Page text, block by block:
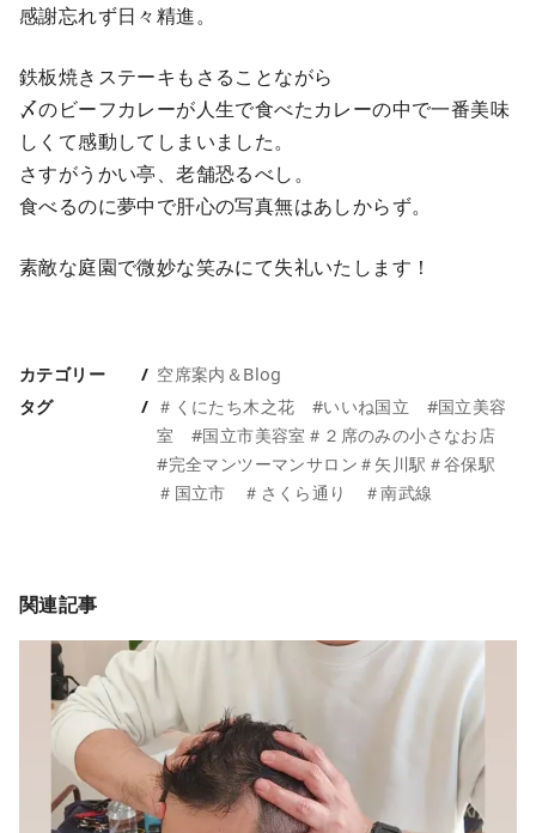
感謝忘れず日々精進。
鉄板焼きステーキもさることながら
〆のビーフカレーが人生で食べたカレーの中で一番美味
しくて感動してしまいました。
さすがうかい亭、老舗恐るべし。
食べるのに夢中で肝心の写真無はあしからず。
素敵な庭園で微妙な笑みにて失礼いたします！
カテゴリー
空席案内＆Blog
タグ
＃くにたち木之花 #いいね国立 #国立美容
室 #国立市美容室＃２席のみの小さなお店
#完全マンツーマンサロン＃矢川駅＃谷保駅
＃国立市 ＃さくら通り ＃南武線
関連記事